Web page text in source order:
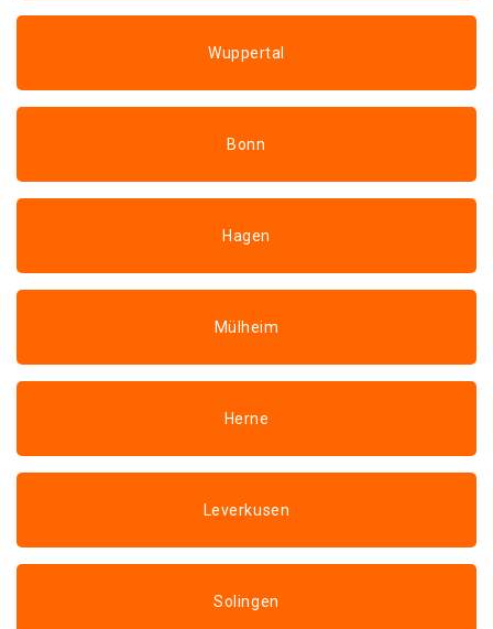
Wuppertal
Bonn
Hagen
Mülheim
Herne
Leverkusen
Solingen